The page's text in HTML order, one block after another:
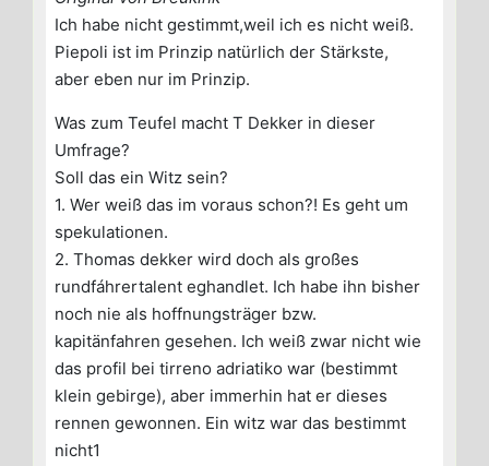
Ich habe nicht gestimmt,weil ich es nicht weiß.
Piepoli ist im Prinzip natürlich der Stärkste,
aber eben nur im Prinzip.
Was zum Teufel macht T Dekker in dieser
Umfrage?
Soll das ein Witz sein?
1. Wer weiß das im voraus schon?! Es geht um
spekulationen.
2. Thomas dekker wird doch als großes
rundfáhrertalent eghandlet. Ich habe ihn bisher
noch nie als hoffnungsträger bzw.
kapitänfahren gesehen. Ich weiß zwar nicht wie
das profil bei tirreno adriatiko war (bestimmt
klein gebirge), aber immerhin hat er dieses
rennen gewonnen. Ein witz war das bestimmt
nicht1